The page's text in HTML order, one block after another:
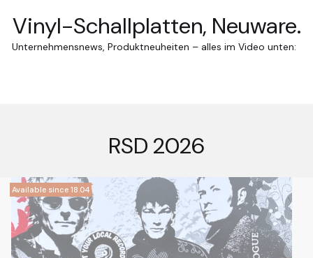
Vinyl-Schallplatten, Neuware.
Unternehmensnews, Produktneuheiten – alles im Video unten:
RSD 2026